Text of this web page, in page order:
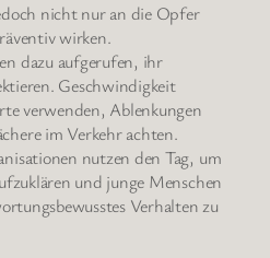
nicht nur an die Opfer
wirken.
dazu aufgerufen, ihr
Geschwindigkeit
verwenden, Ablenkungen
im Verkehr achten.
nutzen den Tag, um
und junge Menschen
Verhalten zu